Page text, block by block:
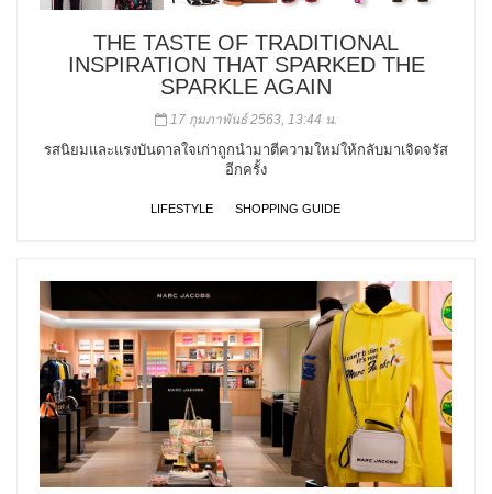
THE TASTE OF TRADITIONAL
INSPIRATION THAT SPARKED THE
SPARKLE AGAIN
17 กุมภาพันธ์ 2563, 13:44 น.
รสนิยมและแรงบันดาลใจเก่าถูกนำมาตีความใหม่ให้กลับมาเจิดจรัส
อีกครั้ง
LIFESTYLE SHOPPING GUIDE